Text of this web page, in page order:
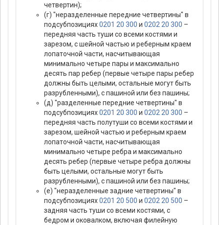
четвертин);
(г) "неразделенные передние четвертины" в
подсубпозициях0201 20 300 и 0202 20 300 –
передняя часть туши со всеми костями и
зарезом, с шейной частью и реберным краем
лопаточной части, насчитывающая
минимально четыре пары и максимально
десять пар ребер (первые четыре пары ребер
должны быть целыми, остальные могут быть
разрубленными), с пашиной или без пашины;
(д) "разделенные передние четвертины" в
подсубпозициях0201 20 300 и 0202 20 300 –
передняя часть полутуши со всеми костями и
зарезом, шейной частью и реберным краем
лопаточной части, насчитывающая
минимально четыре ребра и максимально
десять ребер (первые четыре ребра должны
быть целыми, остальные могут быть
разрубленными), с пашиной или без пашины;
(е) "неразделенные задние четвертины" в
подсубпозициях0201 20 500 и 0202 20 500 –
задняя часть туши со всеми костями, с
бедром и оковалком, включая филейную